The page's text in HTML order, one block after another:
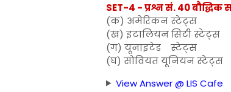
SET-4 - प्रश्न सं. 40
(क) अमेरिकन स्टेट्स
(ख) इटालियन सिटी स्टेट्स
(ग) यूनाइटेड स्टेट्स
(घ) सोवियत यूनियन स्टेट्स
View Answer @ LIS Cafe